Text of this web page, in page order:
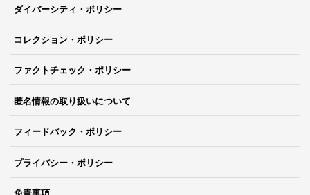
ダイバーシティ・ポリシー
コレクション・ポリシー
ファクトチェック・ポリシー
匿名情報の取り扱いについて
フィードバック・ポリシー
プライバシー・ポリシー